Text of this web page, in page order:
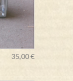
35,00 €